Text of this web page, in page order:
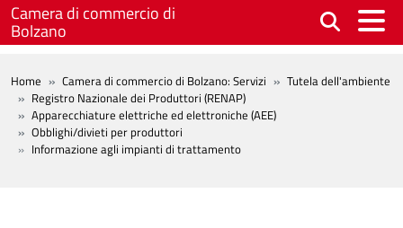
Salta al contenuto principale
Camera di commercio di
Bolzano
BREADCRUMB
Home Camera di commercio di Bolzano: Servizi
Tutela dell'ambiente
Registro Nazionale dei Produttori (RENAP)
Apparecchiature elettriche ed elettroniche (AEE)
Obblighi/divieti per produttori
Informazione agli impianti di trattamento